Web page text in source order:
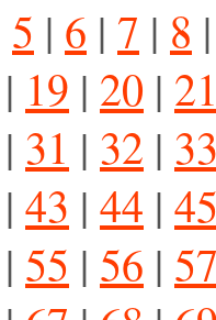
5 | 6 | 7 | 8
| 19 | 20 |
| 31 | 32 |
| 43 | 44 |
| 55 | 56 |